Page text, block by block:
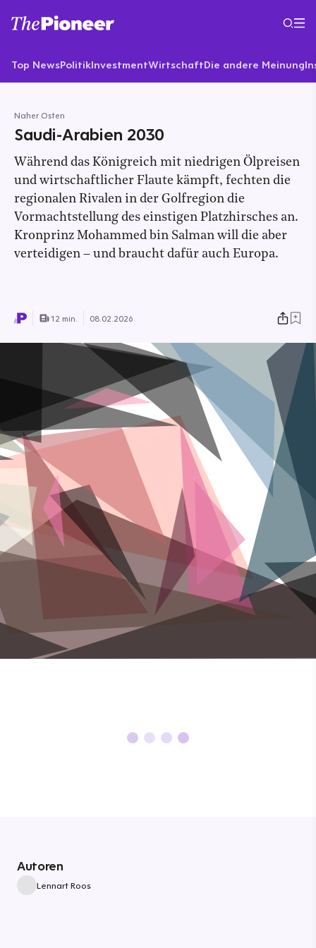
Top NewsPolitikInvestmentWirtschaftDie andere Meinung
Naher Osten
Saudi-Arabien 2030
Während das Königreich mit niedrigen Ölpreisen
und wirtschaftlicher Flaute kämpft, fechten die
regionalen Rivalen in der Golfregion die
Vormachtstellung des einstigen Platzhirsches an.
Kronprinz Mohammed bin Salman will die aber
verteidigen – und braucht dafür auch Europa.
12 min. 08.02.2026
Autoren
Lennart Roos